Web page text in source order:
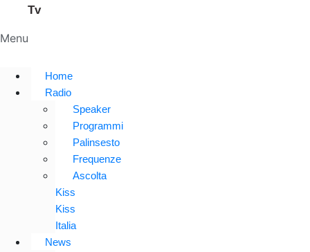
Tv
Menu
Home
Radio
Speaker
Programmi
Palinsesto
Frequenze
Ascolta
Kiss
Kiss
Italia
News